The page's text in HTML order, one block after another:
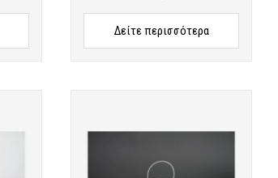
Δείτε περισσότερα